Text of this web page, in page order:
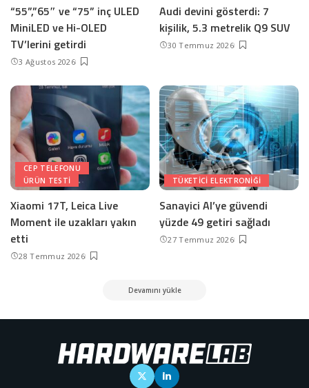
“55”,”65″ ve “75” inç ULED
MiniLED ve Hi-OLED
TV’lerini getirdi
3 Ağustos 2026
Audi devini gösterdi: 7
kişilik, 5.3 metrelik Q9 SUV
30 Temmuz 2026
CEP TELEFONU
ÜRÜN TESTI
Xiaomi 17T, Leica Live
Moment ile uzakları yakın
etti
28 Temmuz 2026
TÜKETICI ELEKTRONIĞI
Sanayici AI’ye güvendi
yüzde 49 getiri sağladı
27 Temmuz 2026
Devamını yükle